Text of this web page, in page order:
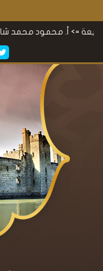
=> أ. محمود محمد شاكر